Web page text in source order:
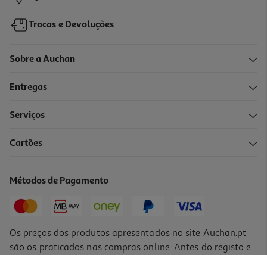
Trocas e Devoluções
Sobre a Auchan
Entregas
Serviços
Cartões
Métodos de Pagamento
Os preços dos produtos apresentados no site Auchan.pt
são os praticados nas compras online. Antes do registo e